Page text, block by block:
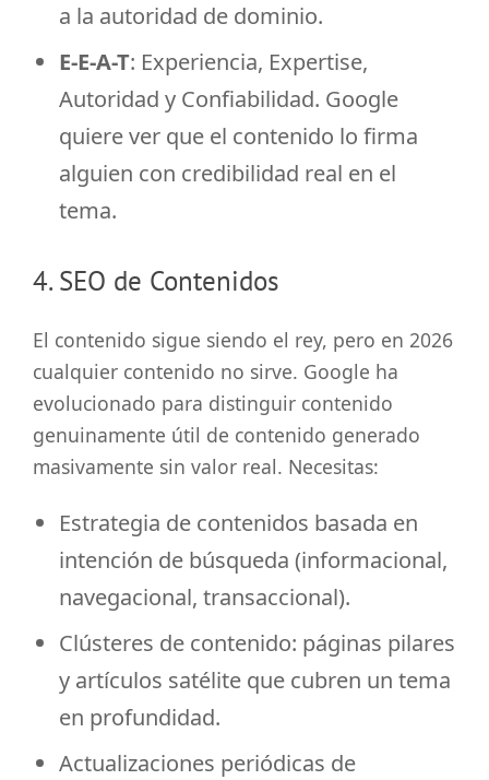
a la autoridad de dominio.
E-E-A-T: Experiencia, Expertise,
Autoridad y Confiabilidad. Google
quiere ver que el contenido lo firma
alguien con credibilidad real en el
tema.
4. SEO de Contenidos
El contenido sigue siendo el rey, pero en 2026
cualquier contenido no sirve. Google ha
evolucionado para distinguir contenido
genuinamente útil de contenido generado
masivamente sin valor real. Necesitas:
Estrategia de contenidos basada en
intención de búsqueda (informacional,
navegacional, transaccional).
Clústeres de contenido: páginas pilares
y artículos satélite que cubren un tema
en profundidad.
Actualizaciones periódicas de